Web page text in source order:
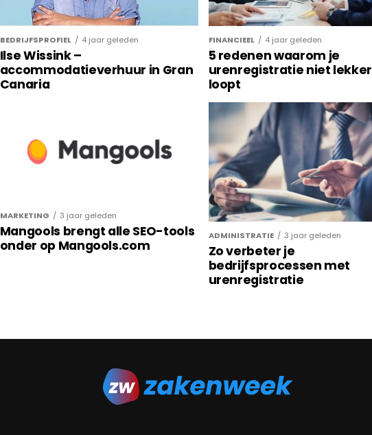
BEDRIJFSPROFIEL 4 jaar geleden
Ilse Wissink –
accommodatieverhuur in Gran
Canaria
FINANCIEEL 4 jaar geleden
5 redenen waarom je
urenregistratie niet lekker
loopt
MARKETING 3 jaar geleden
Mangools brengt alle SEO-tools
onder op Mangools.com
ADMINISTRATIE 3 jaar geleden
Zo verbeter je
bedrijfsprocessen met
urenregistratie